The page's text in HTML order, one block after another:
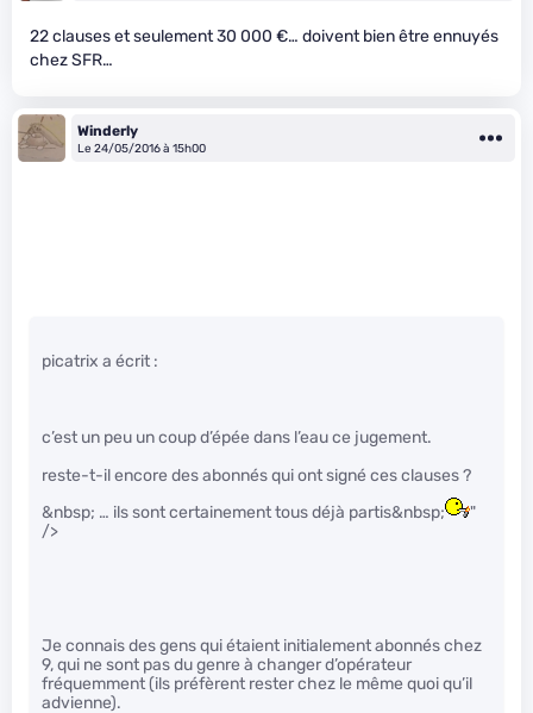
22 clauses et seulement 30 000 €… doivent bien être ennuyés
chez SFR…
Winderly
Le 24/05/2016 à 15h00
picatrix a écrit :
c’est un peu un coup d’épée dans l’eau ce jugement.
reste-t-il encore des abonnés qui ont signé ces clauses ?
&nbsp; … ils sont certainement tous déjà partis&nbsp;
"
/>
Je connais des gens qui étaient initialement abonnés chez
9, qui ne sont pas du genre à changer d’opérateur
fréquemment (ils préfèrent rester chez le même quoi qu’il
advienne).